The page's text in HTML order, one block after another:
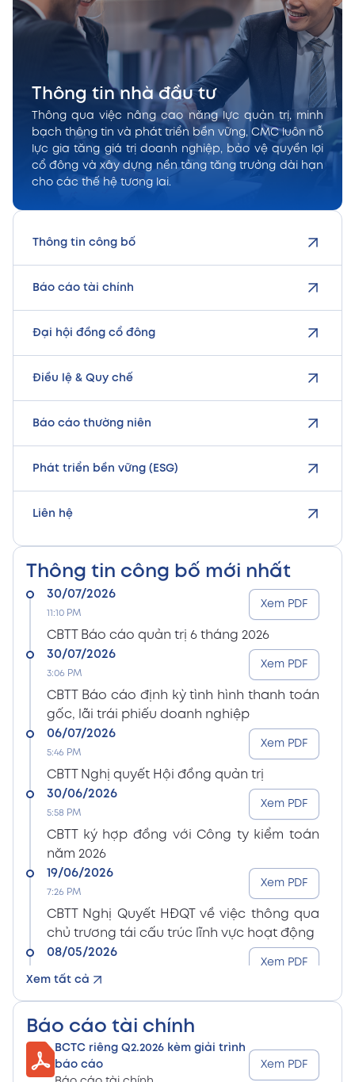
Thông tin nhà đầu tư
Thông qua việc nâng cao năng lực quản trị, minh
bạch thông tin và phát triển bền vững, CMC luôn nỗ
lực gia tăng giá trị doanh nghiệp, bảo vệ quyền lợi
cổ đông và xây dựng nền tảng tăng trưởng dài hạn
cho các thế hệ tương lai.
Thông tin công bố
Báo cáo tài chính
Đại hội đồng cổ đông
Điều lệ & Quy chế
Báo cáo thường niên
Phát triển bền vững (ESG)
Liên hệ
Thông tin công bố mới nhất
Xem tất cả
30/07/2026
11:10 PM
CBTT Báo cáo quản trị 6 tháng 2026
Xem PDF
30/07/2026
3:06 PM
CBTT Báo cáo định kỳ tình hình thanh toán
gốc, lãi trái phiếu doanh nghiệp
Xem PDF
06/07/2026
5:46 PM
CBTT Nghị quyết Hội đồng quản trị
Xem PDF
30/06/2026
5:58 PM
CBTT ký hợp đồng với Công ty kiểm toán
năm 2026
Xem PDF
19/06/2026
7:26 PM
CBTT Nghị Quyết HĐQT về việc thông qua
chủ trương tái cấu trúc lĩnh vực hoạt động
Xem PDF
08/05/2026
8:15 PM
Xem PDF
8:15 PM
CBTT Điều lệ Công ty sửa đổi bổ sung (Vn)
08/05/2026
Báo cáo tài chính
BCTC riêng Q2.2026 kèm giải trình
báo cáo
Xem PDF